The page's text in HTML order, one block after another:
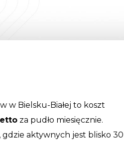
w Bielsku-Białej to koszt
za pudło miesięcznie.
aktywnych jest blisko 30